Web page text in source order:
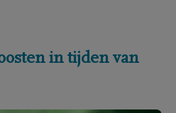
in tijden van